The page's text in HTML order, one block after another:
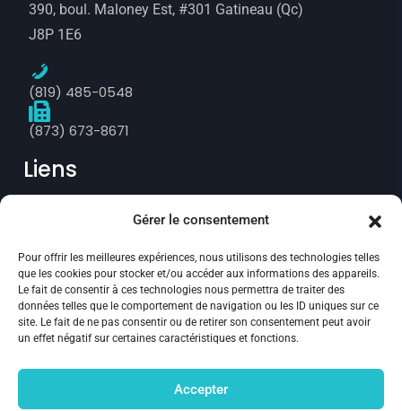
Gérer le consentement
Pour offrir les meilleures expériences, nous utilisons des technologies telles
que les cookies pour stocker et/ou accéder aux informations des appareils.
Le fait de consentir à ces technologies nous permettra de traiter des
données telles que le comportement de navigation ou les ID uniques sur ce
site. Le fait de ne pas consentir ou de retirer son consentement peut avoir
un effet négatif sur certaines caractéristiques et fonctions.
Accepter
390, boul. Maloney Est, #301 Gatineau (Qc)
J8P 1E6
(819) 485-0548
(873) 673-8671
Liens
Politique de confidentialité
Annulation et remboursement
Politique des fichiers témoins
Suivez-nous :